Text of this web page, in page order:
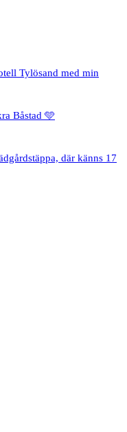
Tylösand med min
Båstad 🩵
där känns 17